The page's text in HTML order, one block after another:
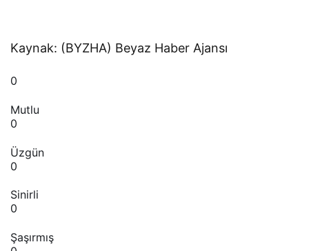
Kaynak: (BYZHA) Beyaz Haber Ajansı
0
Mutlu
0
Üzgün
0
Sinirli
0
Şaşırmış